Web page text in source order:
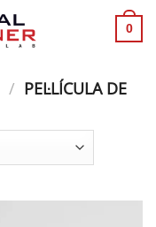
0
/ PEL·LÍCULA DE